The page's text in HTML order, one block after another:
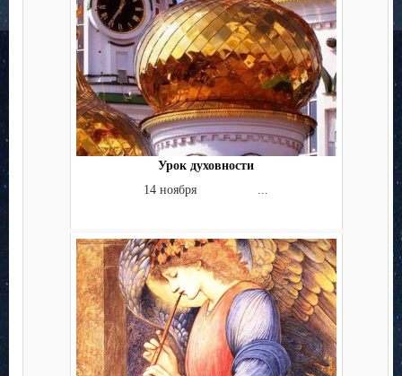
Урок духовности
14 ноября ...